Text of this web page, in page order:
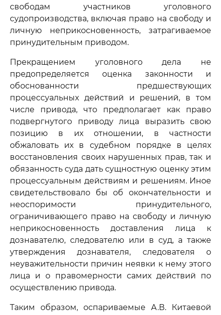
свободам участников уголовного
судопроизводства, включая право на свободу и
личную неприкосновенность, затрагиваемое
принудительным приводом.
Прекращением уголовного дела не
предопределяется оценка законности и
обоснованности предшествующих
процессуальных действий и решений, в том
числе привода, что предполагает как право
подвергнутого приводу лица выразить свою
позицию в их отношении, в частности
обжаловать их в судебном порядке в целях
восстановления своих нарушенных прав, так и
обязанность суда дать сущностную оценку этим
процессуальным действиям и решениям. Иное
свидетельствовало бы об окончательности и
неоспоримости принудительного,
ограничивающего право на свободу и личную
неприкосновенность доставления лица к
дознавателю, следователю или в суд, а также
утверждения дознавателя, следователя о
неуважительности причин неявки к нему этого
лица и о правомерности самих действий по
осуществлению привода.
Таким образом, оспариваемые А.В. Китаевой